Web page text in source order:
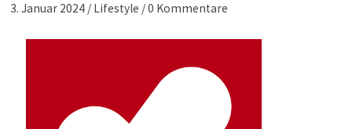
3. Januar 2024 / Lifestyle /0 Kommentare